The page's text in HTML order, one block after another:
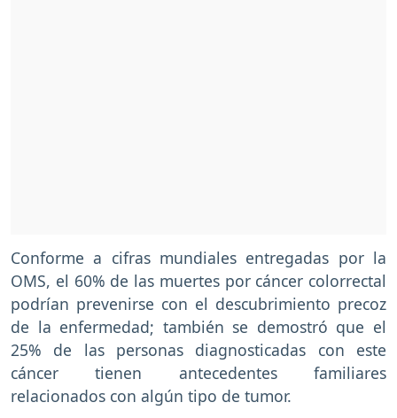
Conforme a cifras mundiales entregadas por la
OMS, el 60% de las muertes por cáncer colorrectal
podrían prevenirse con el descubrimiento precoz
de la enfermedad; también se demostró que el
25% de las personas diagnosticadas con este
cáncer tienen antecedentes familiares
relacionados con algún tipo de tumor.